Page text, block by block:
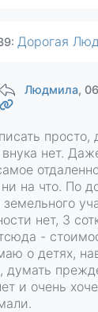
: Дорогая Людмила! Вы описываете свою жизнь.которая перекликается с жизнью многих людей в
Людмила,
просто,
внука нет.
ни на что. По
земельного
нет, 3
-
о детях,
думать
и очень